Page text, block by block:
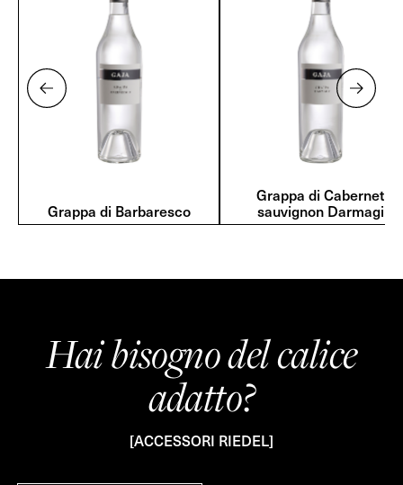
Grappa di Barbaresco
Grappa di Cabernet
sauvignon Darmagi
Hai bisogno del calice
adatto?
[ACCESSORI RIEDEL]